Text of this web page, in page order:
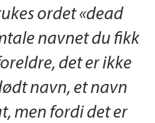
ordet «dead
navnet du fikk
det er ikke
navn, et navn
men fordi det er